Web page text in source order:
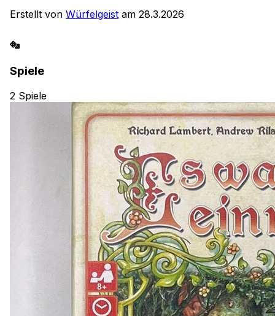
Erstellt von Würfelgeist am 28.3.2026
Spiele
2 Spiele